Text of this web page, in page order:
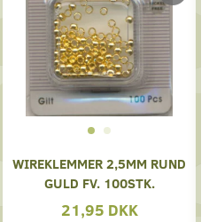
WIREKLEMMER 2,5MM RUND
GULD FV. 100STK.
21,95 DKK